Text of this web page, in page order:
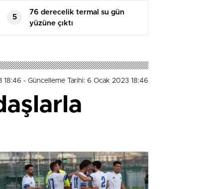
5
76 derecelik termal su gün
yüzüne çıktı
18:46 - Güncelleme Tarihi: 6 Ocak 2023 18:46